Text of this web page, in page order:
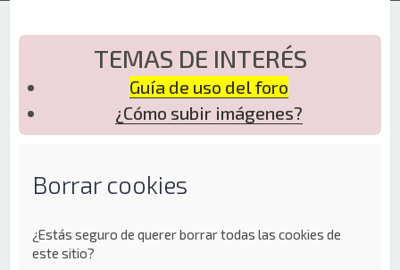
TEMAS DE INTERÉS
Guía de uso del foro
¿Cómo subir imágenes?
Borrar cookies
¿Estás seguro de querer borrar todas las cookies de
este sitio?